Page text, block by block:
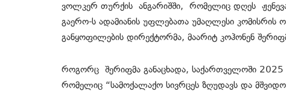
ვოლკერ თურქის ანგარიშში, რომელიც დღეს
გაერო-ს ადამიანის უფლებათა უმაღლესი
განყოფილების დირექტორმა, მაარიტ კოჰონენ
როგორც შერიფმა განაცხადა, საქართველოში 2025
რომელიც “სამოქალაქო სივრცეს ზღუდავს და